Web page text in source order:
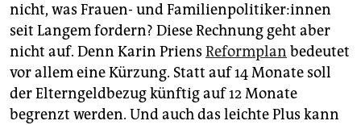
nicht, was Frauen- und Fa­mi­li­en­po­li­ti­ke­r:in­nen
seit Langem fordern? Diese Rechnung geht aber
nicht auf. Denn Karin Priens Reformplan bedeutet
vor allem eine Kürzung. Statt auf 14 Monate soll
der Elterngeldbezug künftig auf 12 Monate
begrenzt werden. Und auch das leichte Plus kann